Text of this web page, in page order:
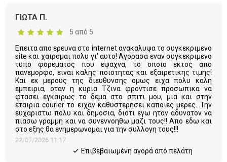
ΓΙΩΤΑ Π.
5 από 5
Επειτα απο ερευνα στο internet ανακαλυψα το συγκεκριμενο
site και χαιρομαι πολυ γι' αυτο! Αγορασα εναν συγκεκριμενο
τυπο φορεματος που εψαχνα, το οποιο εκτος απο
πανεμορφο, ειναι καλης ποιοτητας και εξαιρετικης τιμης!
Και εκ μερους της διευθυνσης ομως ειχα πολυ καλη
εμπειρια, οταν η κυρια Τζινα φροντισε προσωπικα να
φτασει εγκαιρως το δεμα στο σπιτι μου, μια και στην
εταιρια courier το ειχαν καθυστερησει καποιες μερες...Την
ευχαριστω πολυ και δημοσια, διοτι εγω ηταν αδυνατον να
πιασω γραμμη και να συνεννοηθω μαζι τους!! Απο εδω και
στο εξης θα ενημερωνομαι για την συλλογη τους!!!
22/07/2026 11:17
Eπιβεβαιωμένη αγορά από πελάτη